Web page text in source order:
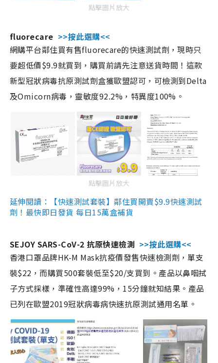
點擊圖片放大
fluorecare >>按此選購<<
網購平台鄰住買有售fluorecare的快速測試劑，現時只
要超低價$9.9就買到，購買前請先注意送貨時間！這款
新型冠狀病毒抗原測試劑盒獲歐盟認可，可檢測到Delta
及Omicorn病毒，靈敏度92.2%，特異度100%。
點擊圖片放大
延伸閱讀：【快速測試套裝】鄰住買開賣$9.9快速測試
劑！最快即日發貨 每日15萬盒補貨
SEJOY SARS-CoV-2 抗原快速檢測 >>按此選購<<
香港口罩品牌HK-M Mask抗疫價發售快速檢測劑，單支
裝$22，而購買500套裝低至$20/支買到。產品以鼻咽拭
子方式採樣，準確性高達99%，15分鐘就知結果。產品
已列在歐盟2019冠狀病毒病快速抗原測試通用名單。